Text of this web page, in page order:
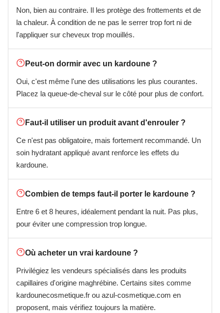
Non, bien au contraire. Il les protège des frottements et de
la chaleur. À condition de ne pas le serrer trop fort ni de
l'appliquer sur cheveux trop mouillés.
Peut-on dormir avec un kardoune ?
Oui, c'est même l'une des utilisations les plus courantes.
Placez la queue-de-cheval sur le côté pour plus de confort.
Faut-il utiliser un produit avant d'enrouler ?
Ce n'est pas obligatoire, mais fortement recommandé. Un
soin hydratant appliqué avant renforce les effets du
kardoune.
Combien de temps faut-il porter le kardoune ?
Entre 6 et 8 heures, idéalement pendant la nuit. Pas plus,
pour éviter une compression trop longue.
Où acheter un vrai kardoune ?
Privilégiez les vendeurs spécialisés dans les produits
capillaires d'origine maghrébine. Certains sites comme
kardounecosmetique.fr ou azul-cosmetique.com en
proposent, mais vérifiez toujours la matière.